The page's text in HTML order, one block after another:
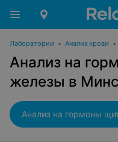
Лаборатории • Анализ крови •
Анализ на
железы в